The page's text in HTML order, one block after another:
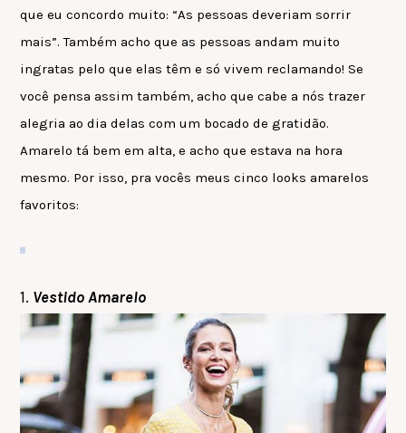
que eu concordo muito: “As pessoas deveriam sorrir
mais”. Também acho que as pessoas andam muito
ingratas pelo que elas têm e só vivem reclamando! Se
você pensa assim também, acho que cabe a nós trazer
alegria ao dia delas com um bocado de gratidão.
Amarelo tá bem em alta, e acho que estava na hora
mesmo. Por isso, pra vocês meus cinco looks amarelos
favoritos:
1. Vestido Amarelo